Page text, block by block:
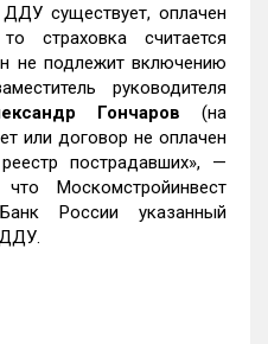
ДДУ существует, оплачен
страховка считается
не подлежит включению
руководителя
Гончаров (на
или договор не оплачен
пострадавших», —
Москомстройинвест
России указанный
ДДУ.